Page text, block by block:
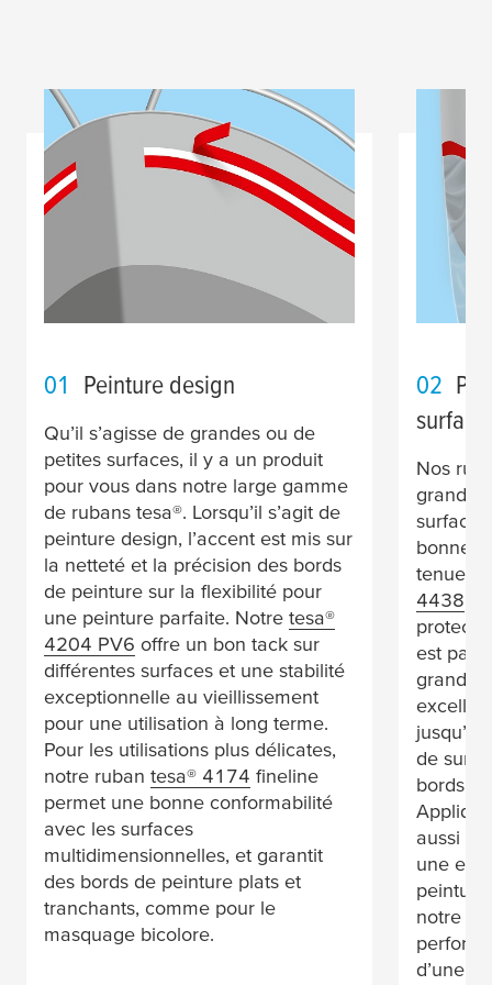
01 Peinture design
Qu’il s’agisse de grandes ou de
petites surfaces, il y a un produit
pour vous dans notre large gamme
de rubans tesa®. Lorsqu’il s’agit de
peinture design, l’accent est mis sur
la netteté et la précision des bords
de peinture sur la flexibilité pour
une peinture parfaite. Notre tesa®
4204 PV6 offre un bon tack sur
différentes surfaces et une stabilité
exceptionnelle au vieillissement
pour une utilisation à long terme.
Pour les utilisations plus délicates,
notre ruban tesa® 4174 fineline
permet une bonne conformabilité
avec les surfaces
multidimensionnelles, et garantit
des bords de peinture plats et
tranchants, comme pour le
masquage bicolore.
02
Nos
grande
bonne
tenue
4438
est
grandes
jusqu’à
de
bords
aussi
une
notre
d’une